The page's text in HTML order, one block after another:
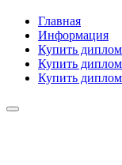
Главная
Информация
Купить
Купить
Купить